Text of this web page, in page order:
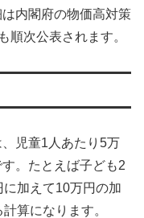
内閣府の物価高対策
順次公表されます。
児童1人あたり5万
。たとえば子ども2
加えて10万円の加
算になります。